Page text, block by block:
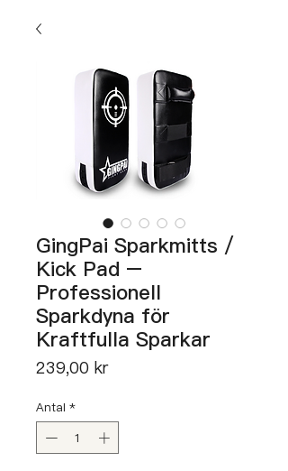
GingPai Sparkmitts /
Kick Pad –
Professionell
Sparkdyna för
Kraftfulla Sparkar
239,00 krPris
Antal *